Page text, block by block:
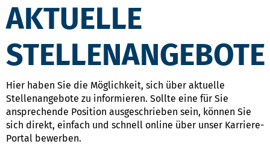
AKTUELLE
STELLENANGEBOTE
Hier haben Sie die Möglichkeit, sich über aktuelle
Stellenangebote zu informieren. Sollte eine für Sie
ansprechende Position ausgeschrieben sein, können Sie
sich direkt, einfach und schnell online über unser Karriere-
Portal bewerben.